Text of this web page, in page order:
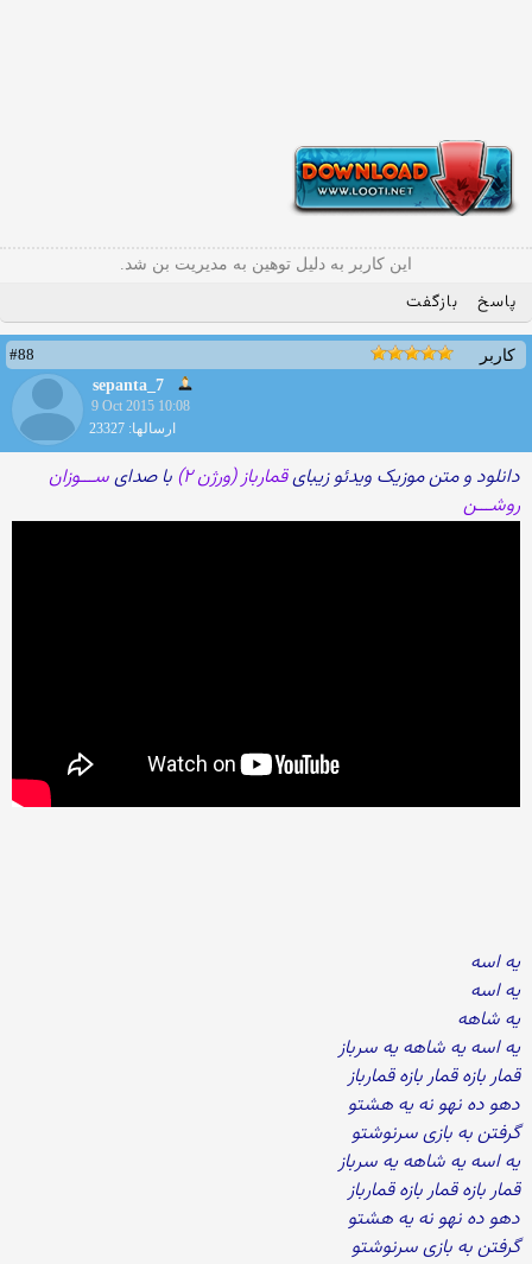
این کاربر به دلیل توهین به مدیریت بن شد.
پاسخ بازگفت
کاربر
#88
sepanta_7
9 Oct 2015 10:08
ارسالها: 23327
دانلود و متن موزیک ویدئو زیبایقمارباز (ورژن ۲) با صدایســـوزان
روشـــن
یه اسه
یه اسه
یه شاهه
یه اسه یه شاهه یه سرباز
قمار بازه قمار بازه قمارباز
دهو ده نهو نه یه هشتو
گرفتن به بازی سرنوشتو
یه اسه یه شاهه یه سرباز
قمار بازه قمار بازه قمارباز
دهو ده نهو نه یه هشتو
گرفتن به بازی سرنوشتو